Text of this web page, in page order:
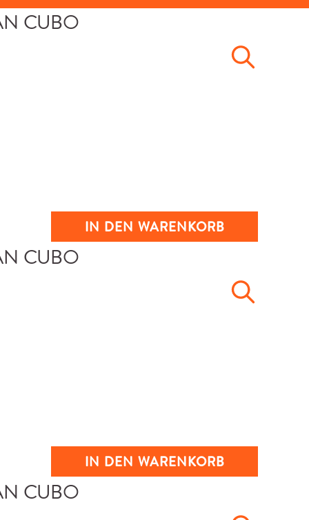
IN DEN WARENKORB
IN DEN WARENKORB